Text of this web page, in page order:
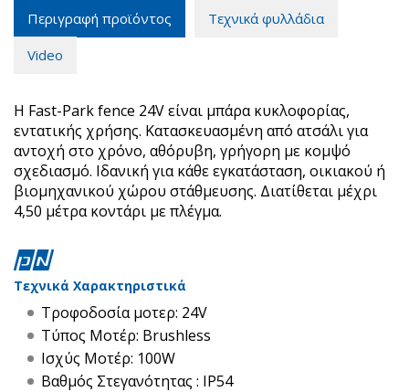
Περιγραφή προϊόντος
Τεχνικά φυλλάδια
Video
Η Fast-Park fence 24V είναι μπάρα κυκλοφορίας,
εντατικής χρήσης. Κατασκευασμένη από ατσάλι για
αντοχή στο χρόνο, αθόρυβη, γρήγορη με κομψό
σχεδιασμό. Ιδανική για κάθε εγκατάσταση, οικιακού ή
βιομηχανικού χώρου στάθμευσης. Διατίθεται μέχρι
4,50 μέτρα κοντάρι με πλέγμα.
Τεχνικά Χαρακτηριστικά
Τροφοδοσία μοτερ: 24V
Τύπος Μοτέρ: Brushless
Ισχύς Μοτέρ: 100W
Βαθμός Στεγανότητας : IP54